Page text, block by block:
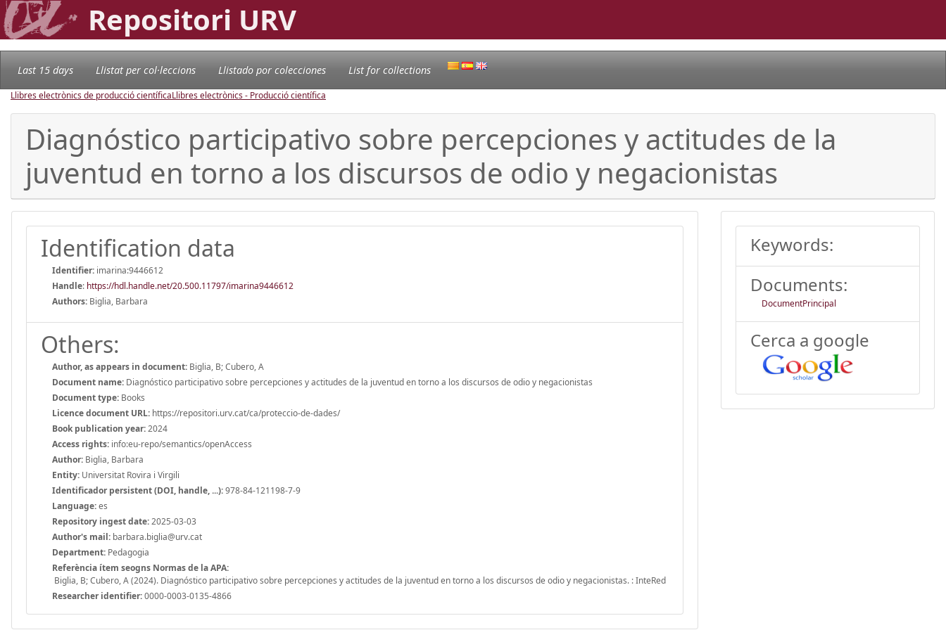
Repositori URV
Last 15 days Llistat per col·leccions Llistado por colecciones List for collections
Llibres electrònics de producció científicaLlibres electrònics - Producció científica
Diagnóstico participativo sobre percepciones y actitudes de la
juventud en torno a los discursos de odio y negacionistas
Identification data
Identifier: imarina:9446612
Handle: https://hdl.handle.net/20.500.11797/imarina9446612
Authors: Biglia, Barbara
Others:
Author, as appears in document: Biglia, B; Cubero, A
Document name: Diagnóstico participativo sobre percepciones y actitudes de la juventud en torno a los discursos de odio y negacionistas
Document type: Books
Licence document URL: https://repositori.urv.cat/ca/proteccio-de-dades/
Book publication year:2024
Access rights: info:eu-repo/semantics/openAccess
Author: Biglia, Barbara
Entity: Universitat Rovira i Virgili
Identificador persistent (DOI, handle, ...):978-84-121198-7-9
Language:es
Repository ingest date:2025-03-03
Author's mail: barbara.biglia@urv.cat
Department: Pedagogia
Referència ítem seogns Normas de la APA:
Biglia, B; Cubero, A (2024). Diagnóstico participativo sobre percepciones y actitudes de la juventud en torno a los discursos de odio y negacionistas. : InteRed
Researcher identifier:0000-0003-0135-4866
Keywords:
Documents:
DocumentPrincipal
Cerca a google